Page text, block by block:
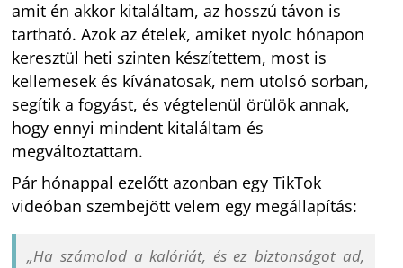
amit én akkor kitaláltam, az hosszú távon is
tartható. Azok az ételek, amiket nyolc hónapon
keresztül heti szinten készítettem, most is
kellemesek és kívánatosak, nem utolsó sorban,
segítik a fogyást, és végtelenül örülök annak,
hogy ennyi mindent kitaláltam és
megváltoztattam.
Pár hónappal ezelőtt azonban egy TikTok
videóban szembejött velem egy megállapítás:
„Ha számolod a kalóriát, és ez biztonságot ad,